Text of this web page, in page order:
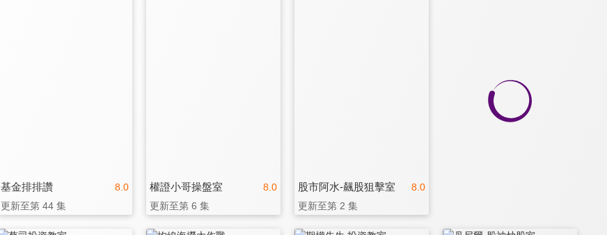
8.0
基金排排讚
更新至第 44 集
8.0
權證小哥操盤室
更新至第 6 集
8.0
股市阿水-飆股狙擊室
更新至第 2 集